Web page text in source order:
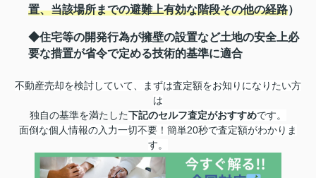
置、当該場所までの避難上有効な階段その他の経路）
◆住宅等の開発行為が擁壁の設置など土地の安全上必
要な措置が省令で定める技術的基準に適合
不動産売却を検討していて、まずは査定額をお知りになりたい方
は
独自の基準を満たした下記のセルフ査定がおすすめです。
面倒な個人情報の入力一切不要！簡単20秒で査定額がわかりま
す。